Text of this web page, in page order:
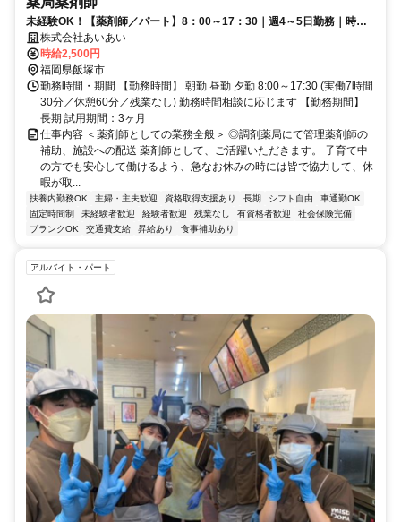
未経験OK！【薬剤師／パート】8：00～17：30｜週4～5日勤務｜時給
2500円／昇給あり／マイカー通勤OK！
株式会社あいあい
時給2,500円
福岡県飯塚市
勤務時間・期間 【勤務時間】 朝勤 昼勤 夕勤 8:00～17:30 (実働7時間
30分／休憩60分／残業なし) 勤務時間相談に応じます 【勤務期間】
長期 試用期間：3ヶ月
仕事内容 ＜薬剤師としての業務全般＞ ◎調剤薬局にて管理薬剤師の
補助、施設への配送 薬剤師として、ご活躍いただきます。 子育て中
の方でも安心して働けるよう、急なお休みの時には皆で協力して、休
暇が取...
扶養内勤務OK 主婦・主夫歓迎 資格取得支援あり 長期 シフト自由
車通勤OK
固定時間制
未経験者歓迎 経験者歓迎 残業なし 有資格者歓迎
社会保険完備
ブランクOK
交通費支給 昇給あり 食事補助あり
アルバイト・パート